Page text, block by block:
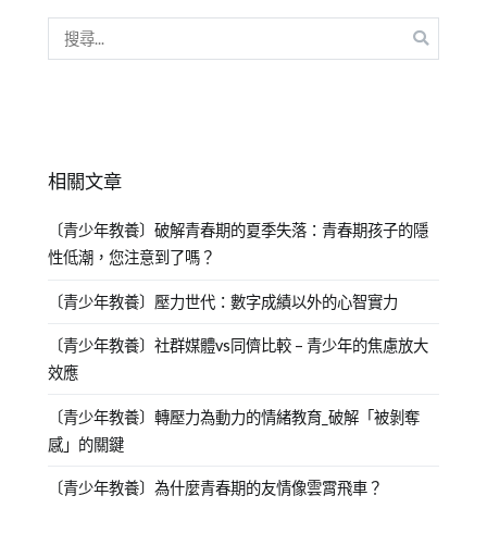
相關文章
〔青少年教養〕破解青春期的夏季失落：青春期孩子的隱
性低潮，您注意到了嗎？
〔青少年教養〕壓力世代：數字成績以外的心智實力
〔青少年教養〕社群媒體vs同儕比較 – 青少年的焦慮放大
效應
〔青少年教養〕轉壓力為動力的情緒教育_破解「被剝奪
感」的關鍵
〔青少年教養〕為什麼青春期的友情像雲霄飛車？